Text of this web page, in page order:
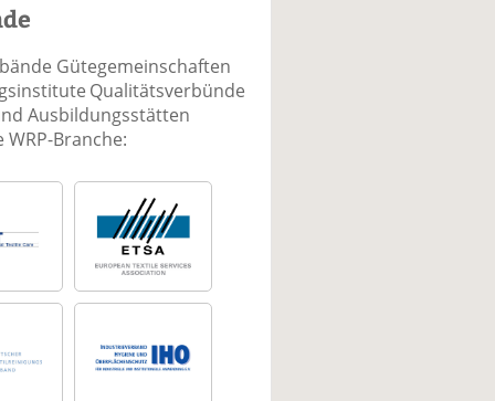
Gütegemeinschaften
Qualitätsverbünde
Ausbildungsstätten
Branche: